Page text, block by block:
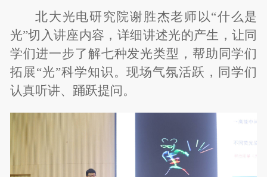
北大光电研究院谢胜杰老师以“什么是
光”切入讲座内容，详细讲述光的产生，让同
学们进一步了解七种发光类型，帮助同学们
拓展“光”科学知识。现场气氛活跃，同学们
认真听讲、踊跃提问。